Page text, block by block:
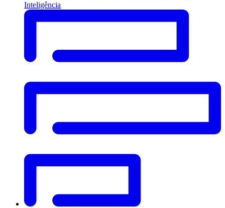
Inteligência